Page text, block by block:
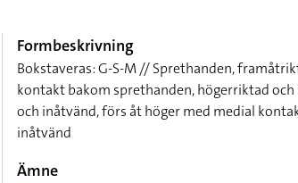
Formbeskrivning
Bokstaveras: G-S-M // Sprethanden,
kontakt bakom sprethanden, högerriktad
och inåtvänd, förs åt höger med medial
inåtvänd
Ämne